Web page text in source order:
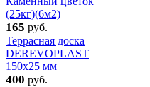
(25кг)(6м2)
165 руб.
Террасная доска
DEREVOPLAST
150х25 мм
400 руб.